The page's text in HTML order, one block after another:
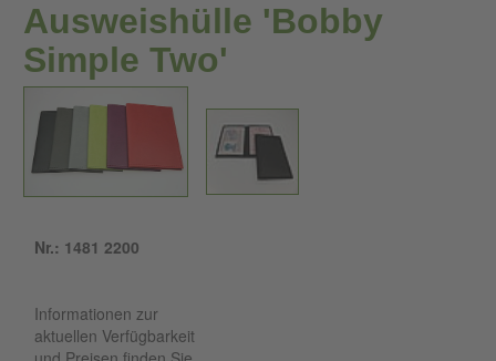
Ausweishülle 'Bobby
Simple Two'
Nr.: 1481 2200
Informationen zur
aktuellen Verfügbarkeit